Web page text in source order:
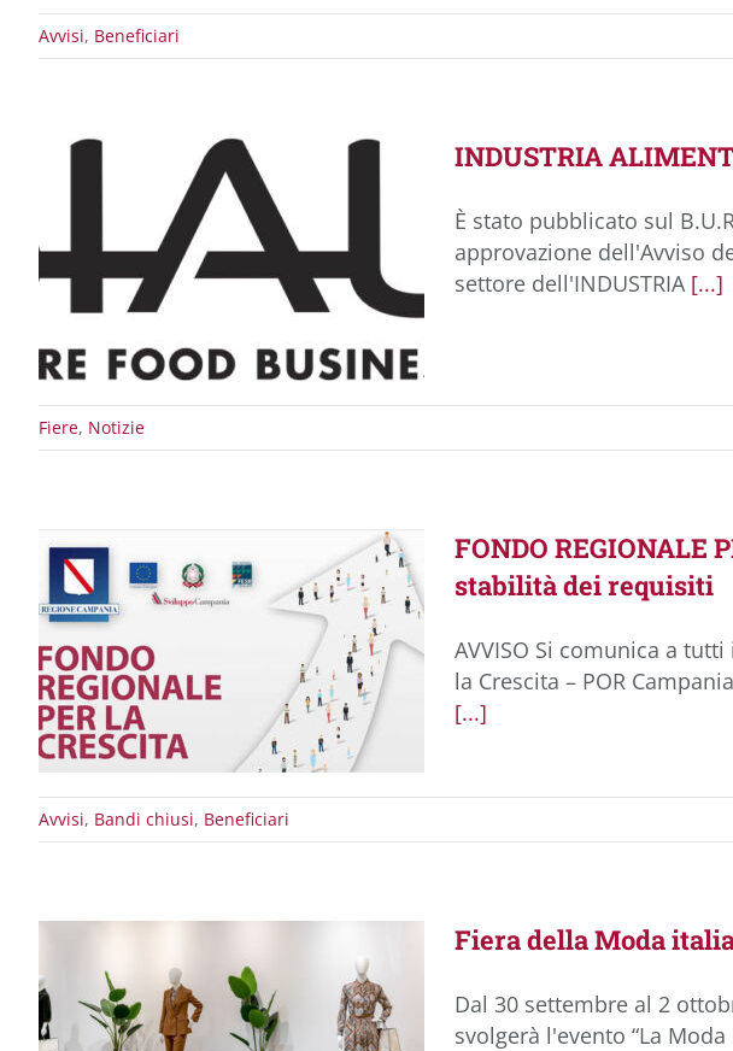
Avvisi, Beneficiari
INDUSTRIA
È stato pubblicato sul
approvazione dell'Avviso
settore dell'INDUSTRIA [...]
Fiere, Notizie
FONDO REGIONALE
stabilità dei requisiti
AVVISO Si comunica a
la Crescita – POR
[...]
Avvisi, Bandi chiusi, Beneficiari
Fiera della Moda
Dal 30 settembre al 2
svolgerà l'evento “La